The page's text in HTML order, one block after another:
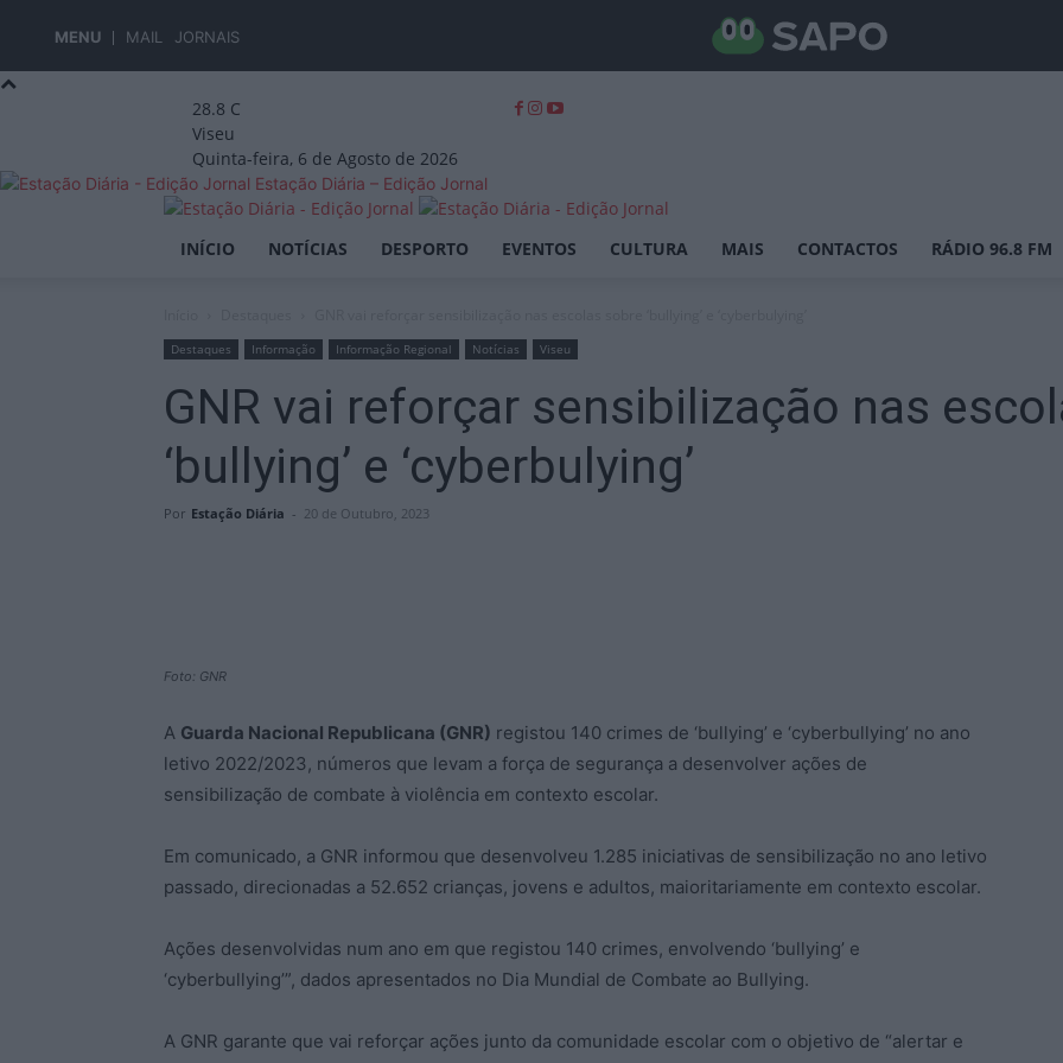
MENU MAIL JORNAIS
28.8 C
Viseu
Quinta-feira, 6 de Agosto de 2026
Estação Diária – Edição Jornal
INÍCIO NOTÍCIAS DESPORTO EVENTOS CULTURA MAIS CONTACTOS RÁDIO 96.8 FM
Destaques Informação Informação Regional Notícias Viseu
GNR vai reforçar sensibilização nas
‘bullying’ e ‘cyberbulying’
Por Estação Diária - 20 de Outubro, 2023
Foto: GNR
A Guarda Nacional Republicana (GNR) registou 140 crimes de ‘bullying’ e ‘cyberbullying’ no ano
letivo 2022/2023, números que levam a força de segurança a desenvolver ações de
sensibilização de combate à violência em contexto escolar.
Em comunicado, a GNR informou que desenvolveu 1.285 iniciativas de sensibilização no ano letivo
passado, direcionadas a 52.652 crianças, jovens e adultos, maioritariamente em contexto escolar.
Ações desenvolvidas num ano em que registou 140 crimes, envolvendo ‘bullying’ e
‘cyberbullying’”, dados apresentados no Dia Mundial de Combate ao Bullying.
A GNR garante que vai reforçar ações junto da comunidade escolar com o objetivo de “alertar e